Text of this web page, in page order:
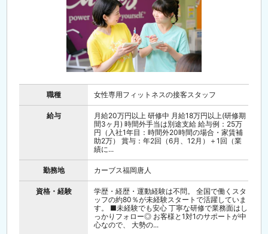
職種 女性専用フィットネスの接客スタッフ
給与
月給20万円以上 研修中 月給18万円以上(研修期
間3ヶ月) 時間外手当は別途支給 給与例：25万
円（入社1年目：時間外20時間の場合・家賃補
助2万） 賞与：年2回（6月、12月）＋1回（業
績に...
勤務地 カーブス福岡唐人
資格・経験
学歴・経歴・運動経験は不問。 全国で働くスタ
ッフの約80％が未経験スタートで活躍していま
す。 ■未経験でも安心 丁寧な研修で業務面はし
っかりフォロー◎ お客様と1対1のサポートが中
心なので、 大勢の...